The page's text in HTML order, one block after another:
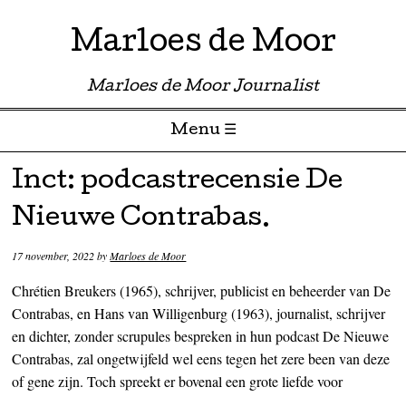
Marloes de Moor
Marloes de Moor Journalist
Menu ☰
Skip to content
Inct: podcastrecensie De
Nieuwe Contrabas.
17 november, 2022byMarloes de Moor
Chrétien Breukers (1965), schrijver, publicist en beheerder van De
Contrabas, en Hans van Willigenburg (1963), journalist, schrijver
en dichter, zonder scrupules bespreken in hun podcast De Nieuwe
Contrabas, zal ongetwijfeld wel eens tegen het zere been van deze
of gene zijn. Toch spreekt er bovenal een grote liefde voor